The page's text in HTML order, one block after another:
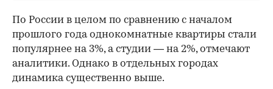
По России в целом по сравнению с началом
прошлого года однокомнатные квартиры стали
популярнее на 3%, а студии — на 2%, отмечают
аналитики. Однако в отдельных городах
динамика существенно выше.